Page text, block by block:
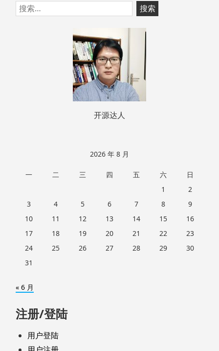
跳
至
搜
索：
开源达人
2026 年 8 月
一 二 三 四 五 六
日
1
2
3
4 5 6 7 8
9
10
11 12 13 14 15
16
17
18 19 20 21 22
23
24
25 26 27 28 29
30
31
« 6 月
注册/登陆
用户登陆